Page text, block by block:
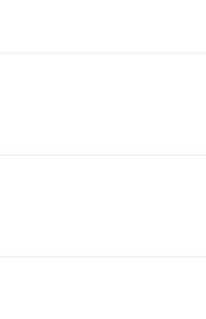
करें।
सलाह
से संपर्क से बचें।
धो लें।
आपकी त्वचा संवेदनशील है।